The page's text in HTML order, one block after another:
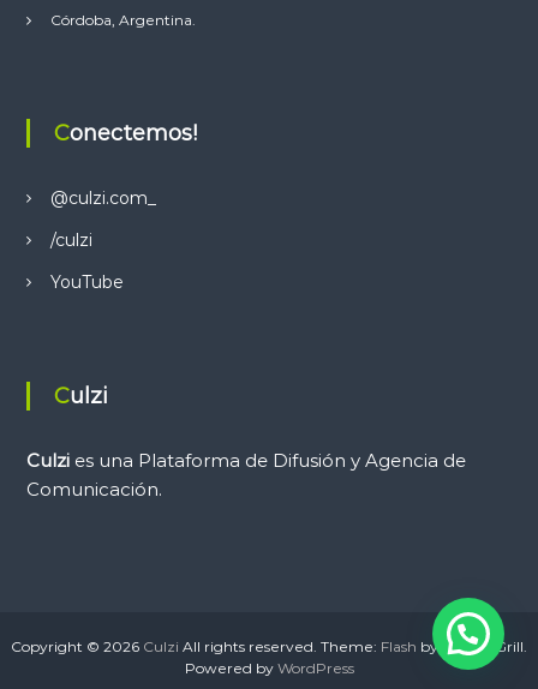
Córdoba, Argentina.
Conectemos!
@culzi.com_
/culzi
YouTube
Culzi
Culzi es una Plataforma de Difusión y Agencia de
Comunicación.
Copyright © 2026 Culzi All rights reserved. Theme: Flash by ThemeGrill.
Powered by WordPress